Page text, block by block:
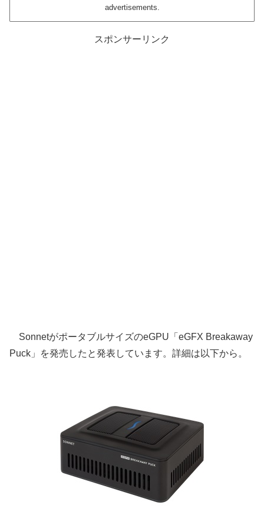
advertisements.
スポンサーリンク
SonnetがポータブルサイズのeGPU「eGFX Breakaway
Puck」を発売したと発表しています。詳細は以下から。